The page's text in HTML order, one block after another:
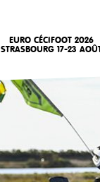
EURO CÉCIFOOT 2026
STRASBOURG 17-23